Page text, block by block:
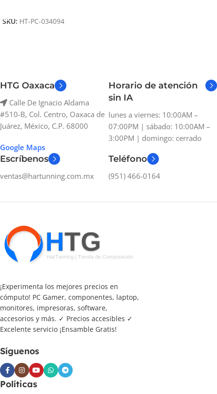
SKU: HT-PC-034094
HTG Oaxaca
Calle De Ignacio Aldama
#510-B, Col. Centro, Oaxaca de
Juárez, México, C.P. 68000
Google Maps
Horario de atención
sin IA
lunes a viernes: 10:00AM –
07:00PM | sábado: 10:00AM –
3:00PM | domingo: cerrado
Escríbenos
ventas@hartunning.com.mx
Teléfono
(951) 466-0164
¡Experimenta los mejores precios en
cómputo! PC Gamer, componentes, laptop,
monitores, impresoras, software,
accesorios y más. ✓ Precios accesibles ✓
Excelente servicio ¡Ensamble Gratis!
Síguenos
Políticas